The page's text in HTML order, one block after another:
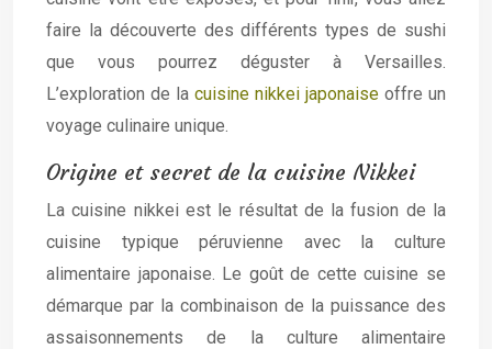
faire la découverte des différents types de sushi
que vous pourrez déguster à Versailles.
L’exploration de la cuisine nikkei japonaise offre un
voyage culinaire unique.
Origine et secret de la cuisine Nikkei
La cuisine nikkei est le résultat de la fusion de la
cuisine typique péruvienne avec la culture
alimentaire japonaise. Le goût de cette cuisine se
démarque par la combinaison de la puissance des
assaisonnements de la culture alimentaire